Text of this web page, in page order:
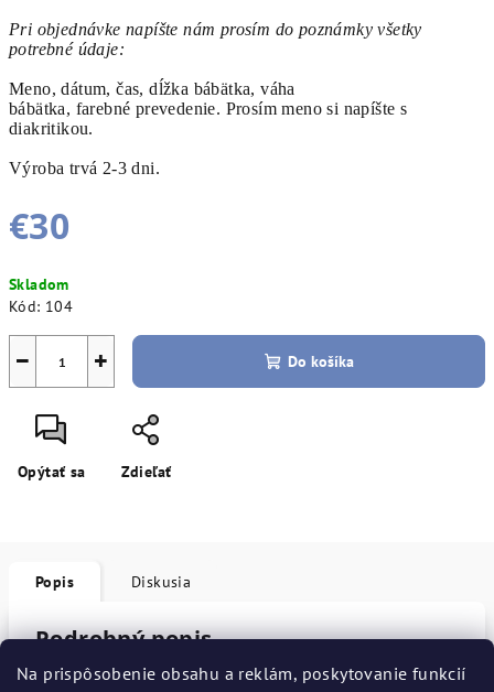
Na prispôsobenie obsahu a reklám, poskytovanie funkcií
Pri objednávke napíšte nám prosím do poznámky všetky
potrebné údaje:
Meno, dátum, čas, dĺžka bábätka,váha
bábätka, farebné prevedenie. Prosím meno si napíšte s
diakritikou.
Výroba trvá 2-3 dni.
€30
cena:
Skladom
Kód: 104
+
− Do košíka
Opýtať sa Zdieľať
Popis Diskusia
Podrobný popis
Popis produktu nie je dostupný